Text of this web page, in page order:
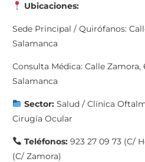
Ubicaciones:
Sede Principal / Quirófanos:
Salamanca
Consulta Médica: Calle Zamora,
Salamanca
Sector:Salud / Clínica
Cirugía Ocular
Teléfonos:923 27 09 73 (C/
(C/ Zamora)